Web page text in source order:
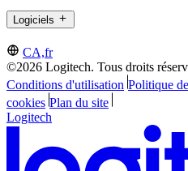
Logiciels
CA,fr
©2026 Logitech. Tous droits
Conditions d'utilisation Politique
cookies Plan du site
Logitech